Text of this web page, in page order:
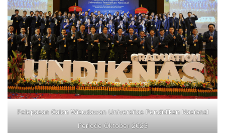
Pelepasan Calon Wisudawan Universitas Pendidikan Nasional
Periode Oktober 2023